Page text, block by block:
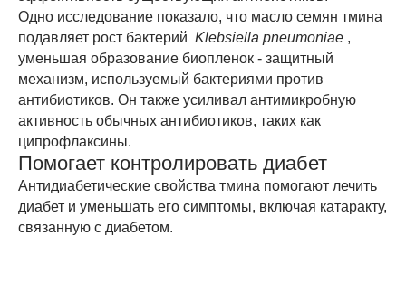
Одно исследование показало, что масло семян тмина
подавляет рост бактерий Klebsiella pneumoniae ,
уменьшая образование биопленок - защитный
механизм, используемый бактериями против
антибиотиков. Он также усиливал антимикробную
активность обычных антибиотиков, таких как
ципрофлаксины.
Помогает контролировать диабет
Антидиабетические свойства тмина помогают лечить
диабет и уменьшать его симптомы, включая катаракту,
связанную с диабетом.